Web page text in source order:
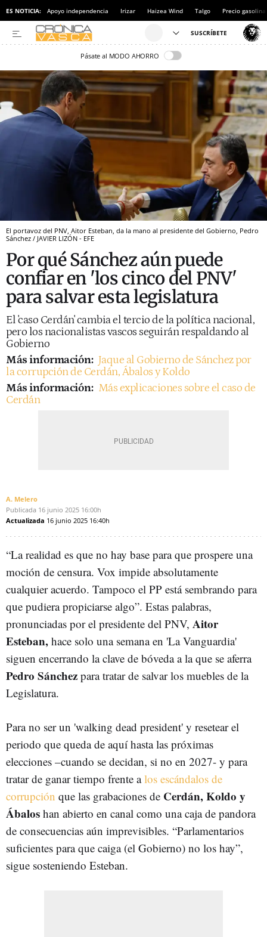
ES NOTICIA: Apoyo independencia Irizar Haizea Wind Talgo Precio gasolina
Pásate al MODO AHORRO
El portavoz del PNV, Aitor Esteban, da la mano al presidente del Gobierno, Pedro
Sánchez / JAVIER LIZÓN - EFE
Por qué Sánchez aún puede
confiar en 'los cinco del PNV'
para salvar esta legislatura
El 'caso Cerdán' cambia el tercio de la política nacional,
pero los nacionalistas vascos seguirán respaldando al
Gobierno
Más información: Jaque al Gobierno de Sánchez por
la corrupción de Cerdán, Ábalos y Koldo
Más información: Más explicaciones sobre el caso de
Cerdán
A. Melero
Publicada 16 junio 2025 16:00h
Actualizada 16 junio 2025 16:40h
“La realidad es que no hay base para que prospere una
moción de censura. Vox impide absolutamente
cualquier acuerdo. Tampoco el PP está sembrando para
que pudiera propiciarse algo”. Estas palabras,
pronunciadas por el presidente del PNV, Aitor
Esteban, hace solo una semana en 'La Vanguardia'
siguen encerrando la clave de bóveda a la que se aferra
Pedro Sánchez para tratar de salvar los muebles de la
Legislatura.
Para no ser un 'walking dead president' y resetear el
periodo que queda de aquí hasta las próximas
elecciones –cuando se decidan, si no en 2027- y para
tratar de ganar tiempo frente alos escándalos de
corrupción que las grabaciones de Cerdán, Koldo y
Ábalos han abierto en canal como una caja de pandora
de consecuencias aún imprevisibles. “Parlamentarios
suficientes para que caiga (el Gobierno) no los hay”,
sigue sosteniendo Esteban.